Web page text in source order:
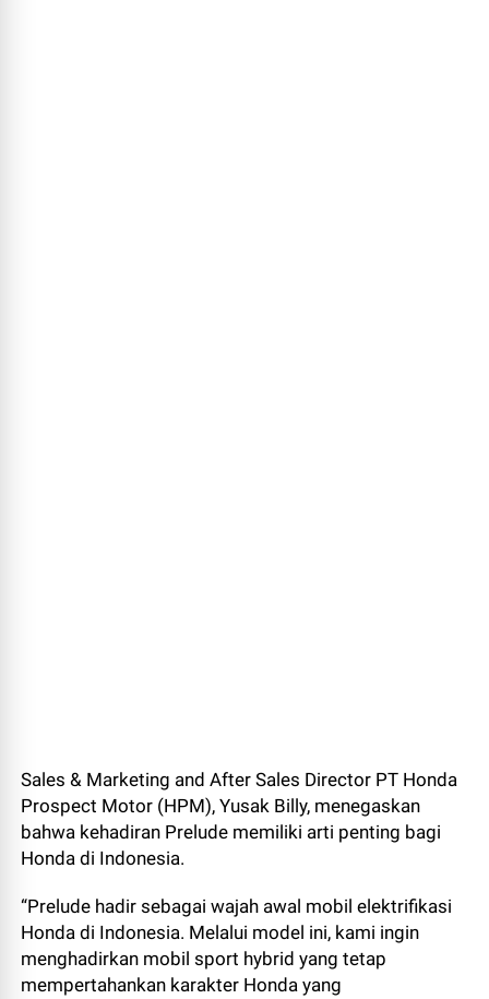
Sales & Marketing and After Sales Director PT Honda
Prospect Motor (HPM), Yusak Billy, menegaskan
bahwa kehadiran Prelude memiliki arti penting bagi
Honda di Indonesia.
“Prelude hadir sebagai wajah awal mobil elektrifikasi
Honda di Indonesia. Melalui model ini, kami ingin
menghadirkan mobil sport hybrid yang tetap
mempertahankan karakter Honda yang